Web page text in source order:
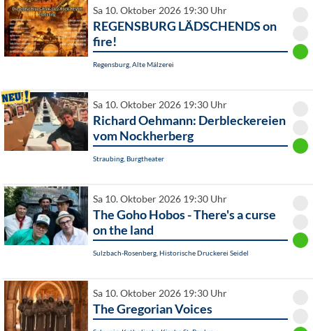
Sa 10. Oktober 2026 19:30 Uhr
REGENSBURG LÄDSCHENDS on
fire!
Regensburg, Alte Mälzerei
Sa 10. Oktober 2026 19:30 Uhr
Richard Oehmann: Derbleckereien
vom Nockherberg
Straubing, Burgtheater
Sa 10. Oktober 2026 19:30 Uhr
The Goho Hobos - There's a curse
on the land
Sulzbach-Rosenberg, Historische Druckerei Seidel
Sa 10. Oktober 2026 19:30 Uhr
The Gregorian Voices